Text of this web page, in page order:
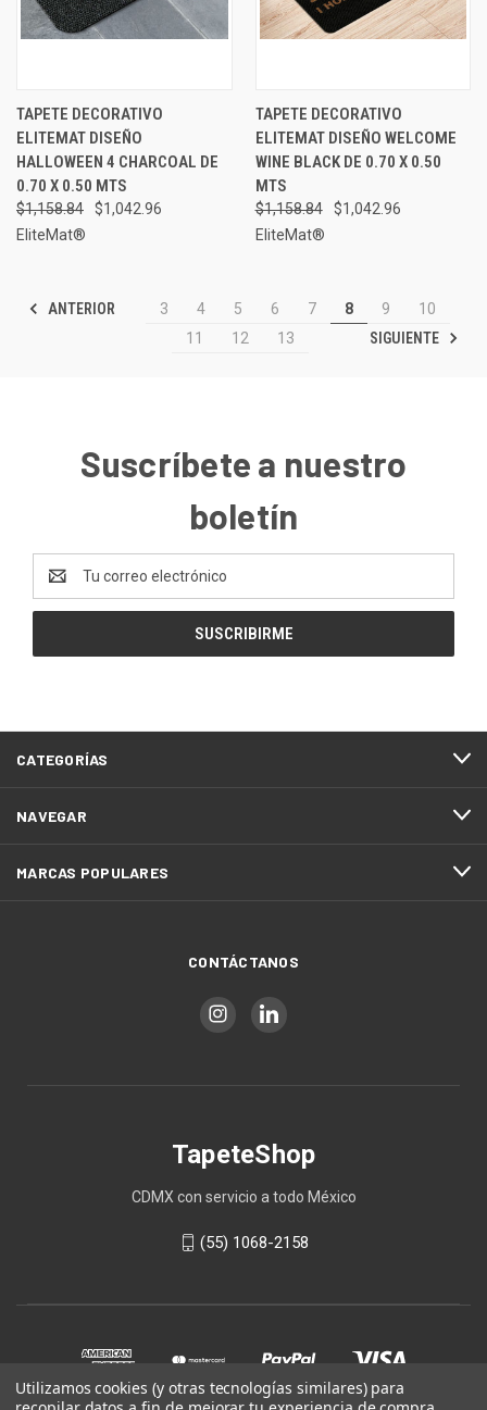
TAPETE DECORATIVO
ELITEMAT DISEÑO
HALLOWEEN 4 CHARCOAL DE
0.70 X 0.50 MTS
$1,158.84
$1,042.96
EliteMat®
TAPETE DECORATIVO
ELITEMAT DISEÑO WELCOME
WINE BLACK DE 0.70 X 0.50
MTS
$1,158.84
$1,042.96
EliteMat®
ANTERIOR 3 4 5 6 7 8 9
10
11
12 13 SIGUIENTE
Suscríbete a nuestro
boletín
de
correo
CATEGORÍAS
NAVEGAR
MARCAS POPULARES
CONTÁCTANOS
TapeteShop
CDMX con servicio a todo México
(55) 1068-2158
Utilizamos cookies (y otras tecnologías similares) para